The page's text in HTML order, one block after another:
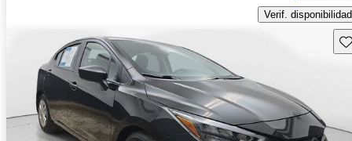
Verif. disponibilidad